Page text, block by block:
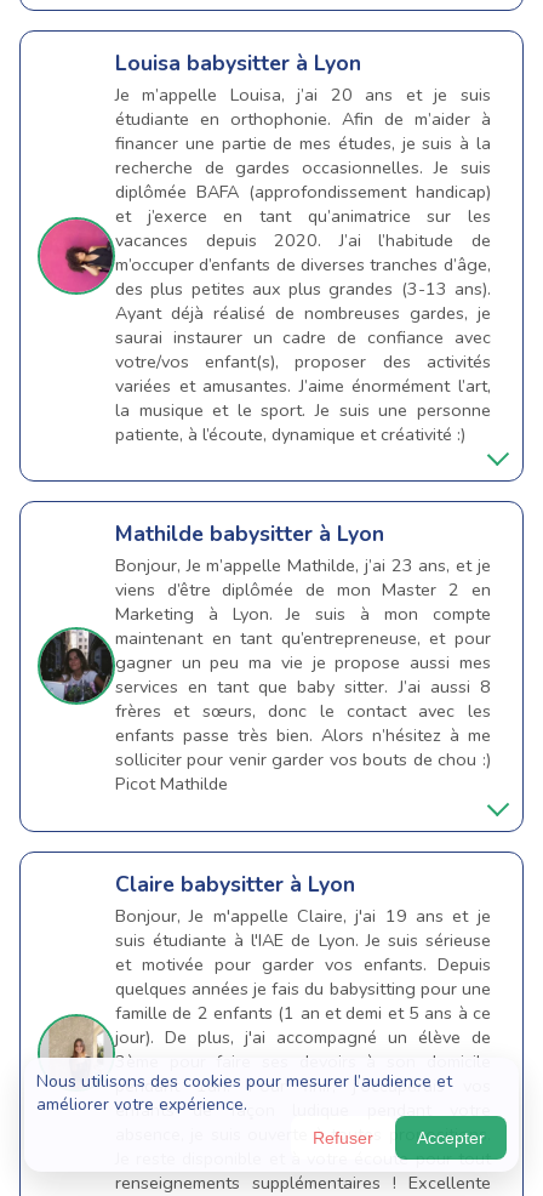
Louisa babysitter à Lyon
Je m’appelle Louisa, j’ai 20 ans et je suis
étudiante en orthophonie. Afin de m’aider à
financer une partie de mes études, je suis à la
recherche de gardes occasionnelles. Je suis
diplômée BAFA (approfondissement handicap)
et j’exerce en tant qu’animatrice sur les
vacances depuis 2020. J’ai l’habitude de
m’occuper d’enfants de diverses tranches d’âge,
des plus petites aux plus grandes (3-13 ans).
Ayant déjà réalisé de nombreuses gardes, je
saurai instaurer un cadre de confiance avec
votre/vos enfant(s), proposer des activités
variées et amusantes. J’aime énormément l’art,
la musique et le sport. Je suis une personne
patiente, à l’écoute, dynamique et créativité :)
Mathilde babysitter à Lyon
Bonjour, Je m’appelle Mathilde, j’ai 23 ans, et je
viens d’être diplômée de mon Master 2 en
Marketing à Lyon. Je suis à mon compte
maintenant en tant qu’entrepreneuse, et pour
gagner un peu ma vie je propose aussi mes
services en tant que baby sitter. J’ai aussi 8
frères et sœurs, donc le contact avec les
enfants passe très bien. Alors n’hésitez à me
solliciter pour venir garder vos bouts de chou :)
Picot Mathilde
Claire babysitter à Lyon
Bonjour, Je m'appelle Claire, j'ai 19 ans et je
suis étudiante à l'IAE de Lyon. Je suis sérieuse
et motivée pour garder vos enfants. Depuis
quelques années je fais du babysitting pour une
famille de 2 enfants (1 an et demi et 5 ans à ce
jour). De plus, j'ai accompagné un élève de
3ème pour faire ses devoirs à son domicile
pendant 1an. Pour finir, j'occuperais vos
enfants de façon ludique pendant votre
absence, je suis ouverte à toutes propositions.
Je reste disponible et à votre écoute pour tout
renseignements supplémentaires ! Excellente
Nous utilisons des cookies pour mesurer l’audience et
améliorer votre expérience.
Refuser Accepter